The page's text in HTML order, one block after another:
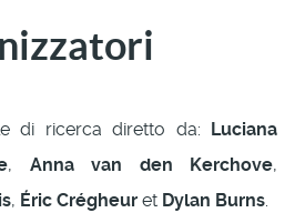
di ricerca diretto da: Luciana
, Anna van den Kerchove,
, Éric Crégheur et Dylan Burns.